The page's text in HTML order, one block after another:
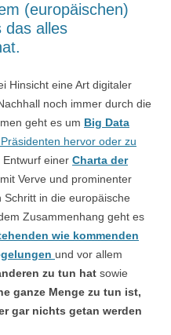
(europäischen)
das alles
Hinsicht eine Art digitaler
noch immer durch die
geht es um Big Data
hervor oder zu
einer Charta der
mit Verve und prominenter
in die europäische
Zusammenhang geht es
wie kommenden
und vor allem
zu tun hat sowie
ganze Menge zu tun ist,
gar nichts getan werden